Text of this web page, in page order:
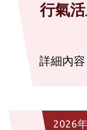
行氣
詳細內容
2026